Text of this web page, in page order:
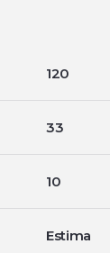
120
33
10
Estima